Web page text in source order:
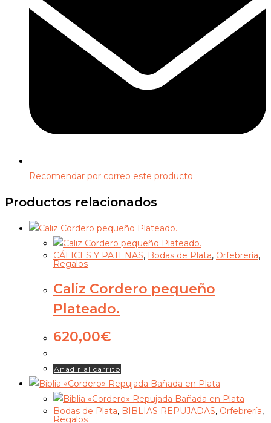
Recomendar por correo este producto
Productos relacionados
CÁLICES Y PATENAS, Bodas de Plata, Orfebrería,
Regalos
Caliz Cordero pequeño
Plateado.
620,00€
Añadir al carrito
Bodas de Plata, BIBLIAS REPUJADAS, Orfebrería,
Regalos